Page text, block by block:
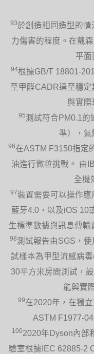
93於創造相同造型的
力傷害的程度。在戴
平面
94根據GB/T 18801-
至甲醛CADR達至穩
與實際
95測試符合PM0.1的
準），氣
96在ASTM F3150指定
油進行微粒挑戰。 由
全機
97裝置需要可以操作
藍牙4.0，以及iOS 10
生標準數據與訊息傳輸
98測試報告由SGS，
試樣本為甲型流感病
30平方米房間測試，
能與實
99在2020年，在獨
ASTM F1977-
1002020年Dyson內部
驗室根據IEC 62885-2